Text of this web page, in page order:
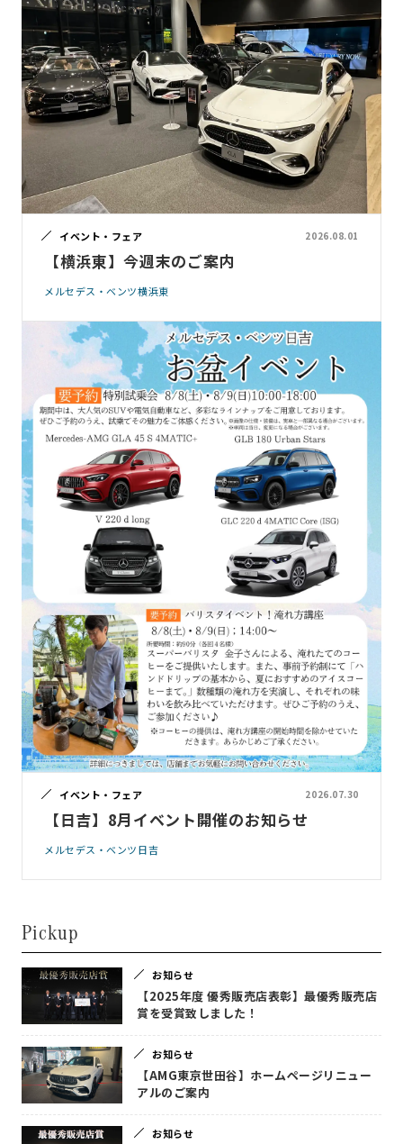
イベント・フェア 2026.08.01
【横浜東】今週末のご案内
メルセデス・ベンツ横浜東
イベント・フェア 2026.07.30
【日吉】8月イベント開催のお知らせ
メルセデス・ベンツ日吉
Pickup
お知らせ
【2025年度 優秀販売店表彰】最優秀販売店
賞を受賞致しました！
お知らせ
【AMG東京世田谷】ホームページリニュー
アルのご案内
お知らせ